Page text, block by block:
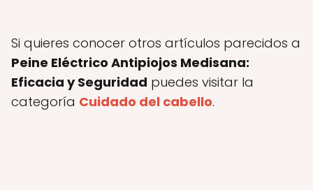
Si quieres conocer otros artículos parecidos a
Peine Eléctrico Antipiojos Medisana:
Eficacia y Seguridad puedes visitar la
categoría Cuidado del cabello.